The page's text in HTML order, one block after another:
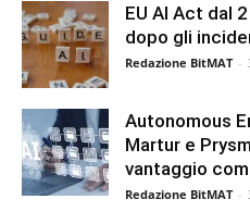
EU AI Act dal
dopo gli
Redazione BitMAT -
Autonomous
Martur e
vantaggio
Redazione BitMAT -